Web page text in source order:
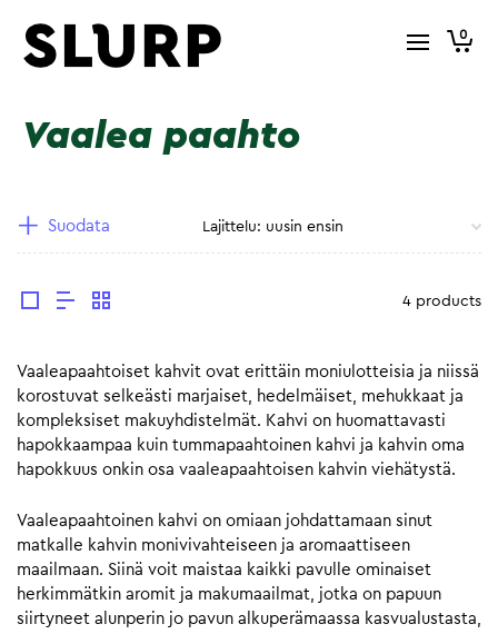
0
Vaalea paahto
Suodata
4 products
Vaaleapaahtoiset kahvit ovat erittäin moniulotteisia ja niissä
korostuvat selkeästi marjaiset, hedelmäiset, mehukkaat ja
kompleksiset makuyhdistelmät. Kahvi on huomattavasti
hapokkaampaa kuin tummapaahtoinen kahvi ja kahvin oma
hapokkuus onkin osa vaaleapaahtoisen kahvin viehätystä.
Vaaleapaahtoinen kahvi on omiaan johdattamaan sinut
matkalle kahvin monivivahteiseen ja aromaattiseen
maailmaan. Siinä voit maistaa kaikki pavulle ominaiset
herkimmätkin aromit ja makumaailmat, jotka on papuun
siirtyneet alunperin jo pavun alkuperämaassa kasvualustasta,